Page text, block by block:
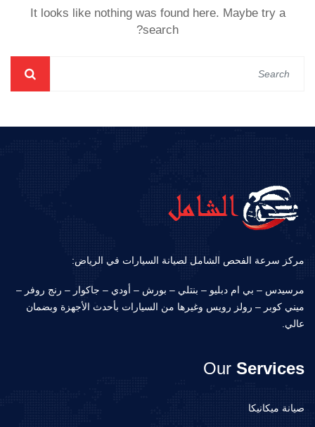
It looks like nothing was found here. Maybe try a
search?
مركز سرعة الفحص الشامل لصيانة السيارات في الرياض:
مرسيدس – بي ام دبليو – بنتلي – بورش – أودي – جاكوار – رنج روفر –
ميني كوبر – رولز رويس وغيرها من السيارات بأحدث الأجهزة وبضمان
عالي.
Our Services
صيانة ميكانيكا